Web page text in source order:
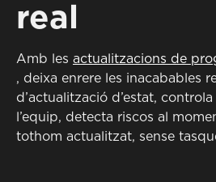
real
Amb les actualitzacions de
, deixa enrere les inacabables
d’actualització d’estat,
l’equip, detecta riscos al
tothom actualitzat, sense